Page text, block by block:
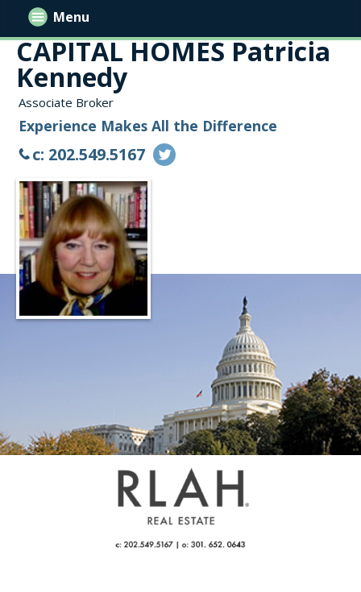
CAPITAL HOMES Patricia
Kennedy
Associate Broker
Experience Makes All the Difference
c: 202.549.5167
Menu